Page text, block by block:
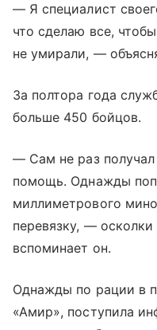
— Я специалист
что сделаю все,
не умирали, —
За полтора года
больше 450 бойцов.
— Сам не раз получал
помощь. Однажды
миллиметрового
перевязку, —
вспоминает он.
Однажды по рации в
«Амир», поступила